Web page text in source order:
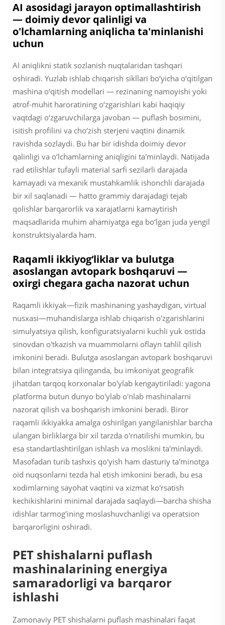
AI asosidagi jarayon optimallashtirish
— doimiy devor qalinligi va
o'lchamlarning aniqlicha ta'minlanishi
uchun
AI aniqlikni statik sozlanish nuqtalaridan tashqari
oshiradi. Yuzlab ishlab chiqarish sikllari bo‘yicha o‘qitilgan
mashina o‘qitish modellari — rezinaning namoyishi yoki
atrof-muhit haroratining o‘zgarishlari kabi haqiqiy
vaqtdagi o‘zgaruvchilarga javoban — puflash bosimini,
isitish profilini va cho‘zish sterjeni vaqtini dinamik
ravishda sozlaydi. Bu har bir idishda doimiy devor
qalinligi va o‘lchamlarning aniqligini ta'minlaydi. Natijada
rad etilishlar tufayli material sarfi sezilarli darajada
kamayadi va mexanik mustahkamlik ishonchli darajada
bir xil saqlanadi — hatto grammiy darajadagi tejab
qolishlar barqarorlik va xarajatlarni kamaytirish
maqsadlarida muhim ahamiyatga ega bo‘lgan juda yengil
konstruktsiyalarda ham.
Raqamli ikkiyog‘liklar va bulutga
asoslangan avtopark boshqaruvi —
oxirgi chegara gacha nazorat uchun
Raqamli ikkiyak—fizik mashinaning yashaydigan, virtual
nusxasi—muhandislarga ishlab chiqarish o'zgarishlarini
simulyatsiya qilish, konfiguratsiyalarni kuchli yuk ostida
sinovdan o'tkazish va muammolarni oflayn tahlil qilish
imkonini beradi. Bulutga asoslangan avtopark boshqaruvi
bilan integratsiya qilinganda, bu imkoniyat geografik
jihatdan tarqoq korxonalar bo'ylab kengaytiriladi: yagona
platforma butun dunyo bo'ylab o'nlab mashinalarni
nazorat qilish va boshqarish imkonini beradi. Biror
raqamli ikkiyakka amalga oshirilgan yangilanishlar barcha
ulangan birliklarga bir xil tarzda o'rnatilishi mumkin, bu
esa standartlashtirilgan ishlash va moslikni ta'minlaydi.
Masofadan turib tashxis qo'yish ham dasturiy ta'minotga
oid nuqsonlarni tezda hal etish imkonini beradi, bu esa
xodimlarning sayohat vaqtini va xizmat ko'rsatish
kechikishlarini minimal darajada saqlaydi—barcha shisha
idishlar tarmog'ining moslashuvchanligi va operatsion
barqarorligini oshiradi.
PET shishalarni puflash
mashinalarining energiya
samaradorligi va barqaror
ishlashi
Zamonaviy PET shishalarni puflash mashinalari faqat